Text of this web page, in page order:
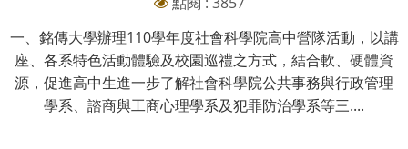
一、銘傳大學辦理110學年度社會科學院高中營隊活動，以講
座、各系特色活動體驗及校園巡禮之方式，結合軟、硬體資
源，促進高中生進一步了解社會科學院公共事務與行政管理
學系、諮商與工商心理學系及犯罪防治學系等三....